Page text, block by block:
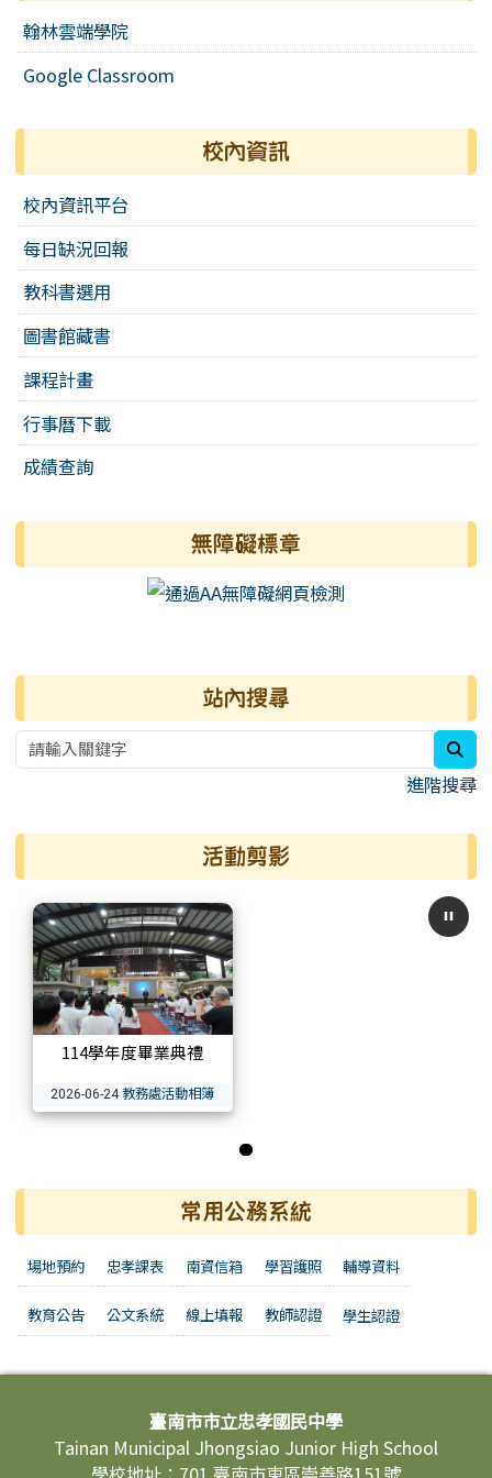
翰林雲端學院
Google Classroom
校內資訊
校內資訊平台
每日缺況回報
教科書選用
圖書館藏書
課程計畫
行事曆下載
成績查詢
無障礙標章
右邊區域內容 站內搜尋
進階搜尋
活動剪影
114學年度畢業典禮
2026-06-24 教務處活動相簿
常用公務系統
場地預約 忠孝課表 南資信箱 學習護照 輔導資料
教育公告 公文系統 線上填報 教師認證 學生認證
頁尾區域內容臺南市市立忠孝國民中學
Tainan Municipal Jhongsiao Junior High School